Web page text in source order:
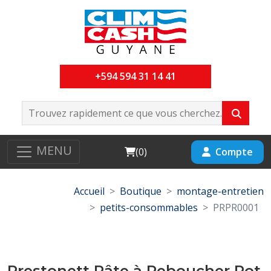
+594 594 31 14 41
MENU Cart
(0) Compte
Accueil Boutique
montage-entretien
petits-consommables
PRPR0001